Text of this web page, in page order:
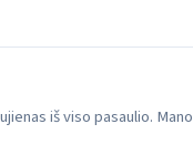
iš viso pasaulio.